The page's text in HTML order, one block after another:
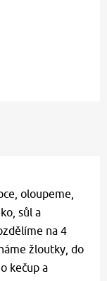
oloupeme,
sůl a
na 4
žloutky, do
kečup a